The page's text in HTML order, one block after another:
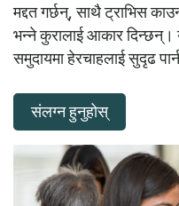
मद्दत गर्छन्, साथै ट्राभिस
भन्ने कुरालाई आकार
समुदायमा हेरचाहलाई सुदृढ
संलग्न हुनुहोस्